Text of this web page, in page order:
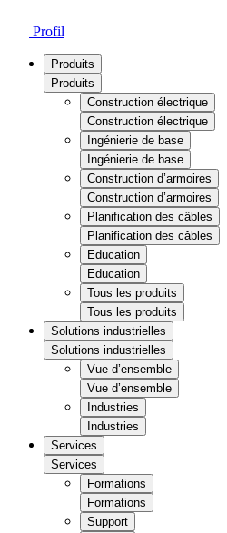
Profil
Produits
Produits
Construction électrique
Construction électrique
Ingénierie de base
Ingénierie de base
Construction d’armoires
Construction d’armoires
Planification des câbles
Planification des câbles
Education
Education
Tous les produits
Tous les produits
Solutions industrielles
Solutions industrielles
Vue d’ensemble
Vue d’ensemble
Industries
Industries
Services
Services
Formations
Formations
Support